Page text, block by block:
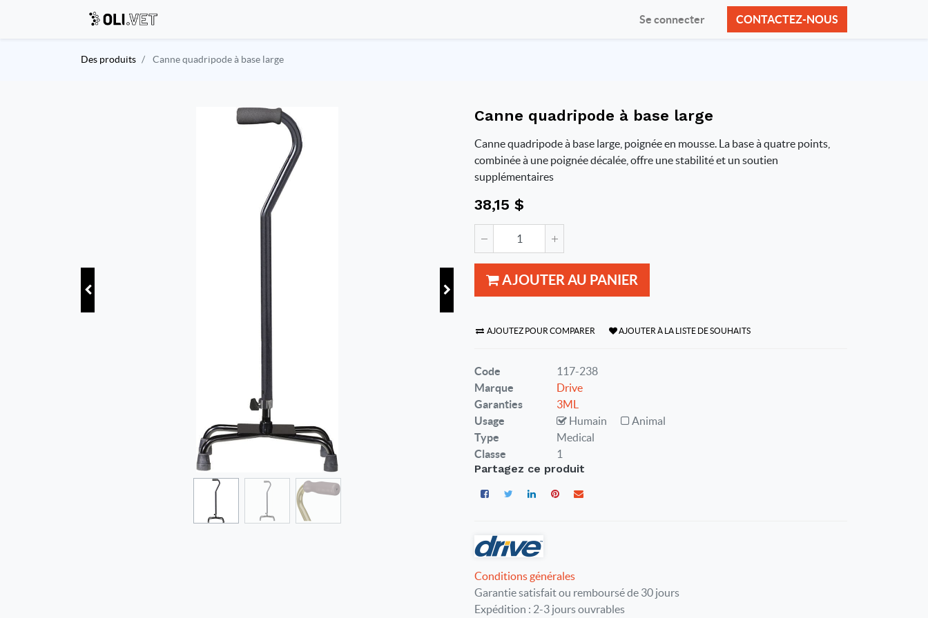
Se connecter CONTACTEZ-NOUS
Des produits Canne quadripode à base large
Canne quadripode à base large
Canne quadripode à base large, poignée en mousse. La base à quatre points,
combinée à une poignée décalée, offre une stabilité et un soutien
supplémentaires
38,15 $
AJOUTER AU PANIER
AJOUTEZ POUR COMPARER AJOUTER À LA LISTE DE SOUHAITS
Code
117-238
Marque
Drive
Garanties
3ML
Usage
Humain
Animal
Type
Medical
Classe
1
Partagez ce produit
Conditions générales
Garantie satisfait ou remboursé de 30 jours
Expédition : 2-3 jours ouvrables